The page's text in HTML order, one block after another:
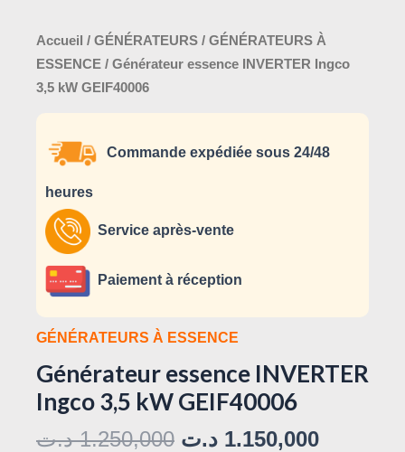
Accueil / GÉNÉRATEURS / GÉNÉRATEURS À
ESSENCE / Générateur essence INVERTER Ingco
3,5 kW GEIF40006
Commande expédiée sous 24/48
heures
Service après-vente
Paiement à réception
GÉNÉRATEURS À ESSENCE
Générateur essence INVERTER
Ingco 3,5 kW GEIF40006
1.250,000 د.ت 1.150,000 د.ت